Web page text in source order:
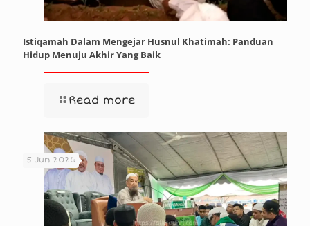
Istiqamah Dalam Mengejar Husnul Khatimah: Panduan
Hidup Menuju Akhir Yang Baik
Read more
5 Jun 2026